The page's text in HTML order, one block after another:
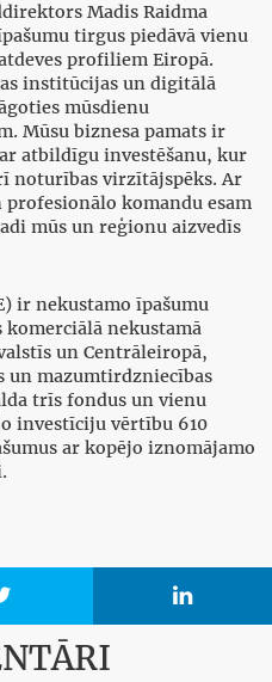
Madis Raidma
tirgus piedāvā vienu
profiliem Eiropā.
institūcijas un digitālā
mūsdienu
Mūsu biznesa pamats ir
atbildīgu investēšanu, kur
noturības virzītājspēks. Ar
komandu esam
mūs un reģionu aizvedīs
ir nekustamo īpašumu
komerciālā nekustamā
un Centrāleiropā,
mazumtirdzniecības
trīs fondus un vienu
investīciju vērtību 610
ar kopējo iznomājamo
